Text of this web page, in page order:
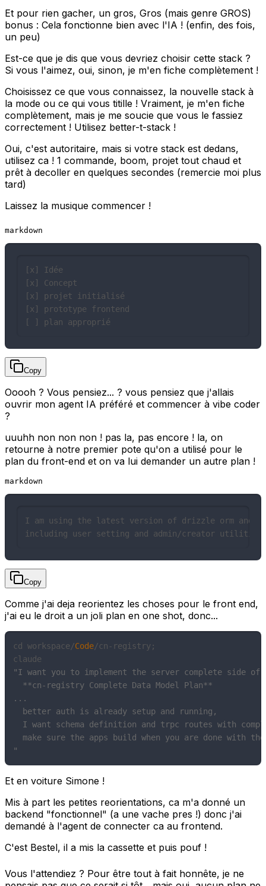
Et pour rien gacher, un gros, Gros (mais genre GROS)
bonus : Cela fonctionne bien avec l'IA ! (enfin, des fois,
un peu)
Est-ce que je dis que vous devriez choisir cette stack ?
Si vous l'aimez, oui, sinon, je m'en fiche complètement !
Choisissez ce que vous connaissez, la nouvelle stack à
la mode ou ce qui vous titille ! Vraiment, je m'en fiche
complètement, mais je me soucie que vous le fassiez
correctement ! Utilisez better-t-stack !
Oui, c'est autoritaire, mais si votre stack est dedans,
utilisez ca ! 1 commande, boom, projet tout chaud et
prêt à decoller en quelques secondes (remercie moi plus
tard)
Laissez la musique commencer !
markdown
[x] Idée
[x] Concept
[x] projet initialisé
[x] prototype frontend
[ ] plan approprié
Copy
Ooooh ? Vous pensiez... ? vous pensiez que j'allais
ouvrir mon agent IA préféré et commencer à vibe coder
?
uuuhh non non non ! pas la, pas encore ! la, on
retourne à notre premier pote qu'on a utilisé pour le
plan du front-end et on va lui demander un autre plan !
markdown
I am using the latest version of drizzle orm and
including user setting and admin/creator
Copy
Comme j'ai deja reorientez les choses pour le front end,
j'ai eu le droit a un joli plan en one shot, donc...
cd workspace/Code/cn-registry;
"I want you to implement the server complete side
  **cn-registry Complete Data Model Plan**
...
  better auth is already setup and running,
I want schema definition and trpc routes with
make sure the apps build when you are done with
"
Et en voiture Simone !
Mis à part les petites reorientations, ca m'a donné un
backend "fonctionnel" (a une vache pres !) donc j'ai
demandé à l'agent de connecter ca au frontend.
C'est Bestel, il a mis la cassette et puis pouf !
Vous l'attendiez ? Pour être tout à fait honnête, je ne